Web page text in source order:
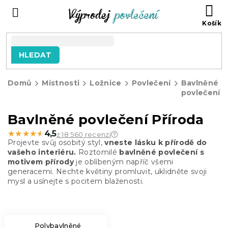
HLEDAT
Domů Místnosti Ložnice Povlečení
Bavlněné
povlečení
Bavlněné povlečení Příroda
★★★★★
★★★★★ 4,5z 18 560 recenzí
Projevte svůj osobitý styl,vneste lásku k přírodě do
vašeho interiéru. Roztomilé bavlněné povlečení s
motivem přírodyje oblíbeným napříč všemi
generacemi. Nechte květiny promluvit, uklidněte svoji
mysl a usínejte s pocitem blaženosti.
Polybavlněné